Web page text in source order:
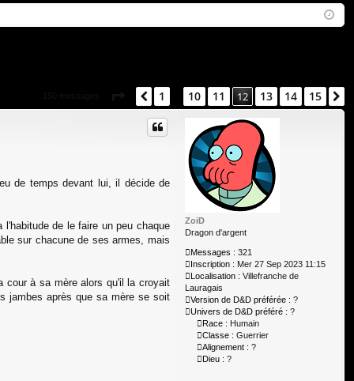
cri
Page 12 sur15
Précédent
1 10 11 12 13 14 15
ZoiD
Dragon d'argent
Messages : 321
Inscription : Mer 27 Sep 2023 11:15
Localisation : Villefranche de
Lauragais
Version de D&D préférée : ?
Univers de D&D préféré : ?
Race : Humain
Classe : Guerrier
Alignement : ?
Dieu : ?
de temps devant lui, il décide de
de le faire un peu chaque
sur chacune de ses armes, mais
cour à sa mère alors qu'il la croyait
jambes après que sa mère se soit